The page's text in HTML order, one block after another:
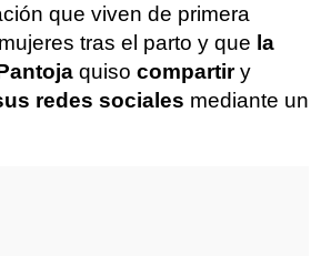
que viven de primera
tras el parto y que la
quiso compartiry
redes sociales mediante un